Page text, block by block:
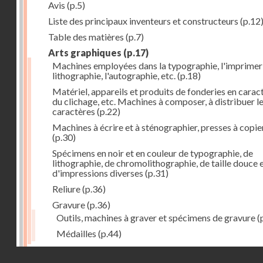
Avis (p.5)
Liste des principaux inventeurs et constructeurs (p.12)
Table des matières (p.7)
Arts graphiques (p.17)
Machines employées dans la typographie,
lithographie, l'autographie, etc. (p.18)
Matériel, appareils et produits de fonderies en
du clichage, etc. Machines à composer, à distribuer
caractères (p.22)
Machines à écrire et à sténographier, presses à
(p.30)
Spécimens en noir et en couleur de typographie, de
lithographie, de chromolithographie, de taille douce
d'impressions diverses (p.31)
Reliure(p.36)
Gravure(p.36)
Outils, machines à graver et spécimens de gravure
Médailles (p.44)